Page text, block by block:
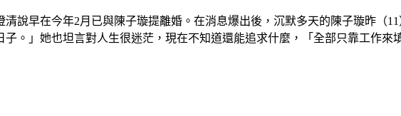
說早在今年2月已與陳子璇提離婚。在消息爆出後，沉默多天的陳子璇昨（
。」她也坦言對人生很迷茫，現在不知道還能追求什麼，「全部只靠工作來